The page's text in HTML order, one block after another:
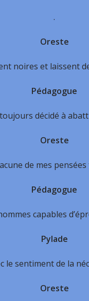
.
Oreste
noires et laissent
Pédagogue
décidé à
Oreste
de mes
Pédagogue
capables
Pylade
le sentiment de la
Oreste